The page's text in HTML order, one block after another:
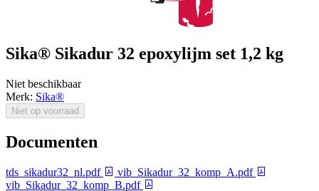
Sika® Sikadur 32 epoxylijm set 1,2 kg
Niet beschikbaar
Merk: Sika®
Niet op voorraad
Documenten
tds_sikadur32_nl.pdf
vib_Sikadur_32_komp_A.pdf
vib_Sikadur_32_komp_B.pdf